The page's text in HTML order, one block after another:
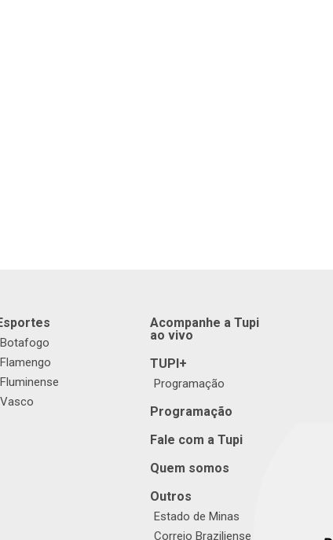
Botafogo
Flamengo
Fluminense
Vasco
Acompanhe a Tupi
ao vivo
TUPI+
Programação
Programação
Fale com a Tupi
Quem somos
Outros
Estado de Minas
Correio Braziliense